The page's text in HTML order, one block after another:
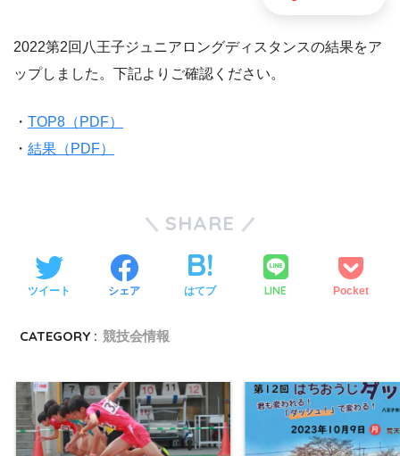
2022第2回八王子ジュニアロングディスタンスの結果をア
ップしました。下記よりご確認ください。
・ TOP8（PDF）
・ 結果（PDF）
SHARE
ツイート シェア はてブ LINE Pocket
CATEGORY : 競技会情報